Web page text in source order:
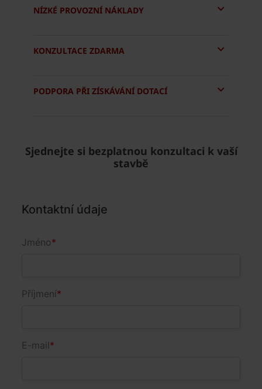
NÍZKÉ PROVOZNÍ NÁKLADY
KONZULTACE ZDARMA
PODPORA PŘI ZÍSKÁVÁNÍ DOTACÍ
Sjednejte si bezplatnou konzultaci k vaší
stavbě